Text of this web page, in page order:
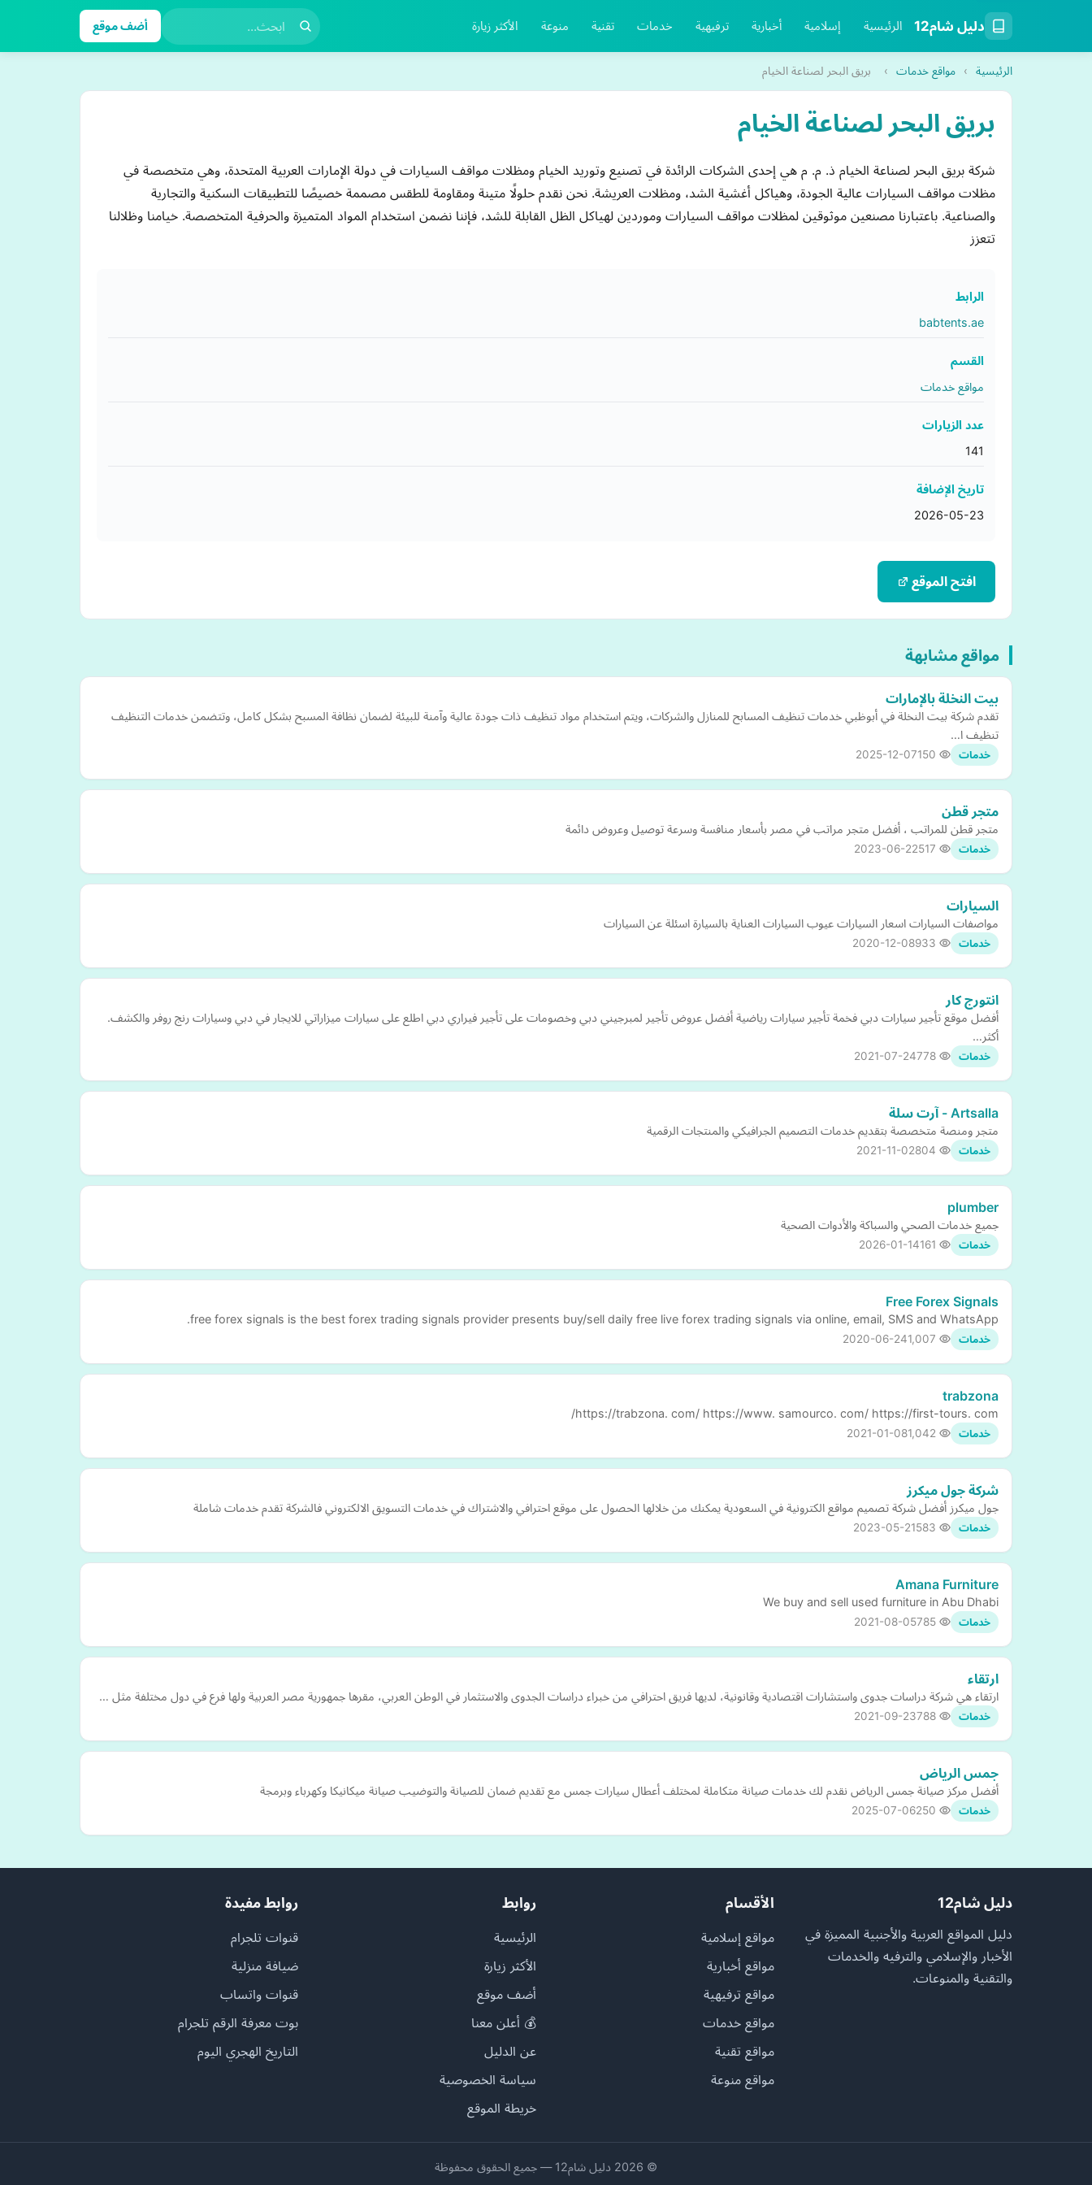
دليل شام12 الرئيسية إسلامية أخبارية ترفيهية خدمات تقنية منوعة الأكثر زيارة أضف موقع
الرئيسية › مواقع خدمات › بريق البحر لصناعة الخيام
بريق البحر لصناعة الخيام
شركة بريق البحر لصناعة الخيام ذ. م. م هي إحدى الشركات الرائدة في تصنيع وتوريد الخيام ومظلات مواقف السيارات في دولة الإمارات العربية المتحدة، وهي متخصصة في
مظلات مواقف السيارات عالية الجودة، وهياكل أغشية الشد، ومظلات العريشة. نحن نقدم حلولًا متينة ومقاومة للطقس مصممة خصيصًا للتطبيقات السكنية والتجارية
والصناعية. باعتبارنا مصنعين موثوقين لمظلات مواقف السيارات وموردين لهياكل الظل القابلة للشد، فإننا نضمن استخدام المواد المتميزة والحرفية المتخصصة. خيامنا وظلالنا
تتعزز
الرابط
babtents.ae
القسم
مواقع خدمات
عدد الزيارات
141
تاريخ الإضافة
2026-05-23
افتح الموقع
مواقع مشابهة
بيت النخلة بالإمارات
تقدم شركة بيت النخلة في أبوظبي خدمات تنظيف المسابح للمنازل والشركات، ويتم استخدام مواد تنظيف ذات جودة عالية وآمنة للبيئة لضمان نظافة المسبح بشكل كامل، وتتضمن خدمات التنظيف
تنظيف ا…
خدمات 2025-12-07
متجر قطن
متجر قطن للمراتب ، أفضل متجر مراتب في مصر بأسعار منافسة وسرعة توصيل وعروض دائمة
خدمات 2023-06-22
السيارات
مواصفات السيارات اسعار السيارات عيوب السيارات العناية بالسيارة اسئلة عن السيارات
خدمات 2020-12-08
انتورج كار
أفضل موقع تأجير سيارات دبي فخمة تأجير سيارات رياضية أفضل عروض تأجير لمبرجيني دبي وخصومات على تأجير فيراري دبي اطلع على سيارات ميزاراتي للايجار في دبي وسيارات رنج روفر والكشف.
أكثر…
خدمات 2021-07-24
Artsalla - آرت سلة
متجر ومنصة متخصصة بتقديم خدمات التصميم الجرافيكي والمنتجات الرقمية
خدمات 2021-11-02
plumber
جميع خدمات الصحي والسباكة والأدوات الصحية
خدمات 2026-01-14
Free Forex Signals
free forex signals is the best forex trading signals provider presents buy/sell daily free live forex trading signals via online, email, SMS and WhatsApp.
خدمات 2020-06-24
trabzona
https://trabzona. com/ https://www. samourco. com/ https://first-tours. com/
خدمات 2021-01-08
شركة جول ميكرز
جول ميكرز أفضل شركة تصميم مواقع الكترونية في السعودية يمكنك من خلالها الحصول على موقع احترافي والاشتراك في خدمات التسويق الالكتروني فالشركة تقدم خدمات شاملة
خدمات 2023-05-21
Amana Furniture
We buy and sell used furniture in Abu Dhabi
خدمات 2021-08-05
ارتقاء
ارتقاء هي شركة دراسات جدوى واستشارات اقتصادية وقانونية، لديها فريق احترافي من خبراء دراسات الجدوى والاستثمار في الوطن العربي، مقرها جمهورية مصر العربية ولها فرع في دول مختلفة مثل …
خدمات 2021-09-23
جمس الرياض
أفضل مركز صيانة جمس الرياض نقدم لك خدمات صيانة متكاملة لمختلف أعطال سيارات جمس مع تقديم ضمان للصيانة والتوضيب صيانة ميكانيكا وكهرباء وبرمجة
خدمات 2025-07-06
دليل شام12
دليل المواقع العربية والأجنبية المميزة في
الأخبار والإسلامي والترفيه والخدمات
والتقنية والمنوعات.
الأقسام
مواقع إسلامية
مواقع أخبارية
مواقع ترفيهية
مواقع خدمات
مواقع تقنية
مواقع منوعة
روابط
الرئيسية
الأكثر زيارة
أضف موقع
💰 أعلن معنا
عن الدليل
سياسة الخصوصية
خريطة الموقع
روابط مفيدة
قنوات تلجرام
ضيافة منزلية
قنوات واتساب
بوت معرفة الرقم تلجرام
التاريخ الهجري اليوم
© 2026 دليل شام12 — جميع الحقوق محفوظة